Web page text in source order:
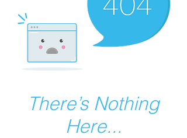
There’s Nothing
Here...